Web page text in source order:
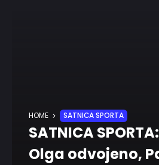
HOME SATNICA SPORTA
SATNICA
Olga odvojeno,